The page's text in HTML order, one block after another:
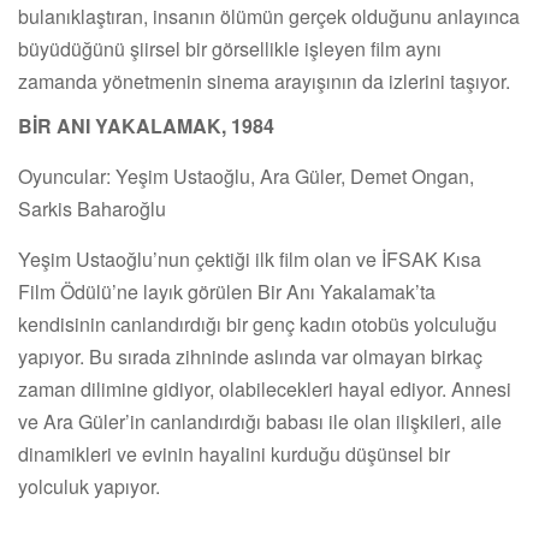
bulanıklaştıran, insanın ölümün gerçek olduğunu anlayınca
büyüdüğünü şiirsel bir görsellikle işleyen film aynı
zamanda yönetmenin sinema arayışının da izlerini taşıyor.
BİR ANI YAKALAMAK, 1984
Oyuncular: Yeşim Ustaoğlu, Ara Güler, Demet Ongan,
Sarkis Baharoğlu
Yeşim Ustaoğlu’nun çektiği ilk film olan ve İFSAK Kısa
Film Ödülü’ne layık görülen Bir Anı Yakalamak’ta
kendisinin canlandırdığı bir genç kadın otobüs yolculuğu
yapıyor. Bu sırada zihninde aslında var olmayan birkaç
zaman dilimine gidiyor, olabilecekleri hayal ediyor. Annesi
ve Ara Güler’in canlandırdığı babası ile olan ilişkileri, aile
dinamikleri ve evinin hayalini kurduğu düşünsel bir
yolculuk yapıyor.